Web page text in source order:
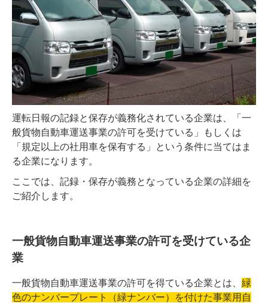
運転日報の記録と保存が義務化されている企業は、「一
般貨物自動車運送事業の許可を受けている」もしくは
「規定以上の社用車を保有する」という条件に当てはま
る企業になります。
ここでは、記録・保存が義務となっている企業の詳細を
ご紹介します。
一般貨物自動車運送事業の許可を受けている企
業
一般貨物自動車運送事業の許可を得ている企業とは、 緑
色のナンバープレート（緑ナンバー）を付けた事業用自